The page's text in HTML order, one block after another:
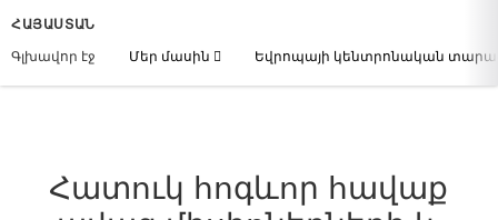
ՀԱՅԱՍՏԱՆ
Գլխավոր էջ
Մեր մասին Եվրոպայի կենտրոնական
Հատուկ հոգևոր հավաք